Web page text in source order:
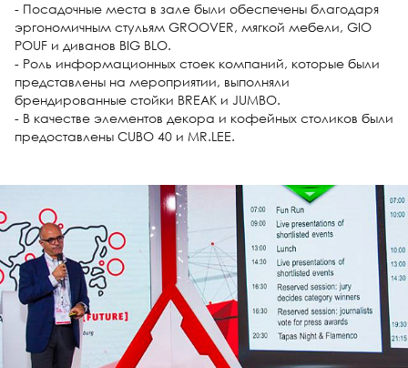
- Посадочные места в зале были обеспечены благодаря
эргономичным стульям GROOVER, мягкой мебели, GIO
POUF и диванов BIG BLO.
- Роль информационных стоек компаний, которые были
представлены на мероприятии, выполняли
брендированные стойки BREAK и JUMBO.
- В качестве элементов декора и кофейных столиков были
предоставлены CUBO 40 и MR.LEE.